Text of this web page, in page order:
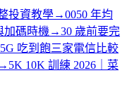
投資教學→0050 年均
加碼時機 →30 歲前要完
5G 吃到飽三家電信比較
→ 5K 10K 訓練 2026｜菜